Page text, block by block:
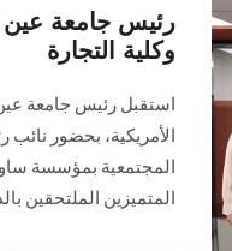
رئيس جامعة عين
وكلية التجارة
استقبل رئيس جامعة
الأمريكية، بحضور نائب
المجتمعية بمؤسسة
المتميزين الملتحقين